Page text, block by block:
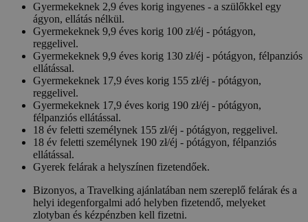
Gyermekeknek 2,9 éves korig ingyenes - a szülőkkel egy
ágyon, ellátás nélkül.
Gyermekeknek 9,9 éves korig 100 zł/éj - pótágyon,
reggelivel.
Gyermekeknek 9,9 éves korig 130 zł/éj - pótágyon, félpanziós
ellátással.
Gyermekeknek 17,9 éves korig 155 zł/éj - pótágyon,
reggelivel.
Gyermekeknek 17,9 éves korig 190 zł/éj - pótágyon,
félpanziós ellátással.
18 év feletti személynek 155 zł/éj - pótágyon, reggelivel.
18 év feletti személynek 190 zł/éj - pótágyon, félpanziós
ellátással.
Gyerek felárak a helyszínen fizetendőek.
Bizonyos, a Travelking ajánlatában nem szereplő felárak és a
helyi idegenforgalmi adó helyben fizetendő, melyeket
zlotyban és kézpénzben kell fizetni.